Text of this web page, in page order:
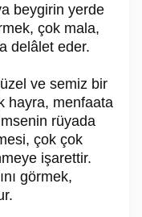
beygirin yerde
çok mala,
delâlet eder.
ve semiz bir
hayra, menfaata
rüyada
çok çok
işarettir.
görmek,